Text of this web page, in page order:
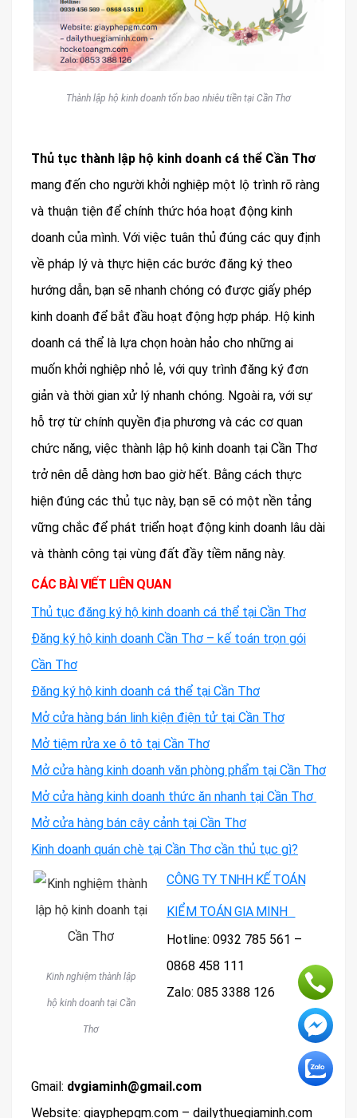
Thành lập hộ kinh doanh tốn bao nhiêu tiền tại Cần Thơ
Thủ tục thành lập hộ kinh doanh cá thể Cần Thơ
mang đến cho người khởi nghiệp một lộ trình rõ ràng
và thuận tiện để chính thức hóa hoạt động kinh
doanh của mình. Với việc tuân thủ đúng các quy định
về pháp lý và thực hiện các bước đăng ký theo
hướng dẫn, bạn sẽ nhanh chóng có được giấy phép
kinh doanh để bắt đầu hoạt động hợp pháp. Hộ kinh
doanh cá thể là lựa chọn hoàn hảo cho những ai
muốn khởi nghiệp nhỏ lẻ, với quy trình đăng ký đơn
giản và thời gian xử lý nhanh chóng. Ngoài ra, với sự
hỗ trợ từ chính quyền địa phương và các cơ quan
chức năng, việc thành lập hộ kinh doanh tại Cần Thơ
trở nên dễ dàng hơn bao giờ hết. Bằng cách thực
hiện đúng các thủ tục này, bạn sẽ có một nền tảng
vững chắc để phát triển hoạt động kinh doanh lâu dài
và thành công tại vùng đất đầy tiềm năng này.
CÁC BÀI VIẾT LIÊN QUAN
Thủ tục đăng ký hộ kinh doanh cá thể tại Cần Thơ
Đăng ký hộ kinh doanh Cần Thơ – kế toán trọn gói
Cần Thơ
Đăng ký hộ kinh doanh cá thể tại Cần Thơ
Mở cửa hàng bán linh kiện điện tử tại Cần Thơ
Mở tiệm rửa xe ô tô tại Cần Thơ
Mở cửa hàng kinh doanh văn phòng phẩm tại Cần Thơ
Mở cửa hàng kinh doanh thức ăn nhanh tại Cần Thơ
Mở cửa hàng bán cây cảnh tại Cần Thơ
Kinh doanh quán chè tại Cần Thơ cần thủ tục gì?
Kinh nghiệm thành lập
hộ kinh doanh tại Cần
Thơ
CÔNG TY TNHH KẾ TOÁN
KIỂM TOÁN GIA MINH
Hotline: 0932 785 561 –
0868 458 111
Zalo: 085 3388 126
Gmail: dvgiaminh@gmail.com
Website: giayphepgm.com – dailythuegiaminh.com